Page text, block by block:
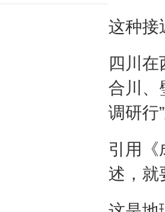
这种接
四川
合川、
调研行
引用《
述，就